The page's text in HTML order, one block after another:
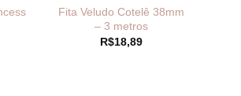
Fita Veludo Cotelê 38mm
– 3 metros
R$18,89